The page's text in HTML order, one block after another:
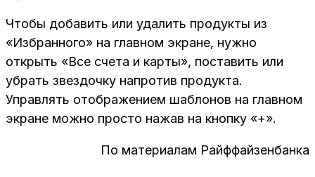
Чтобы добавить или удалить продукты из
«Избранного» на главном экране, нужно
открыть «Все счета и карты», поставить или
убрать звездочку напротив продукта.
Управлять отображением шаблонов на главном
экране можно просто нажав на кнопку «+».
По материалам Райффайзенбанка